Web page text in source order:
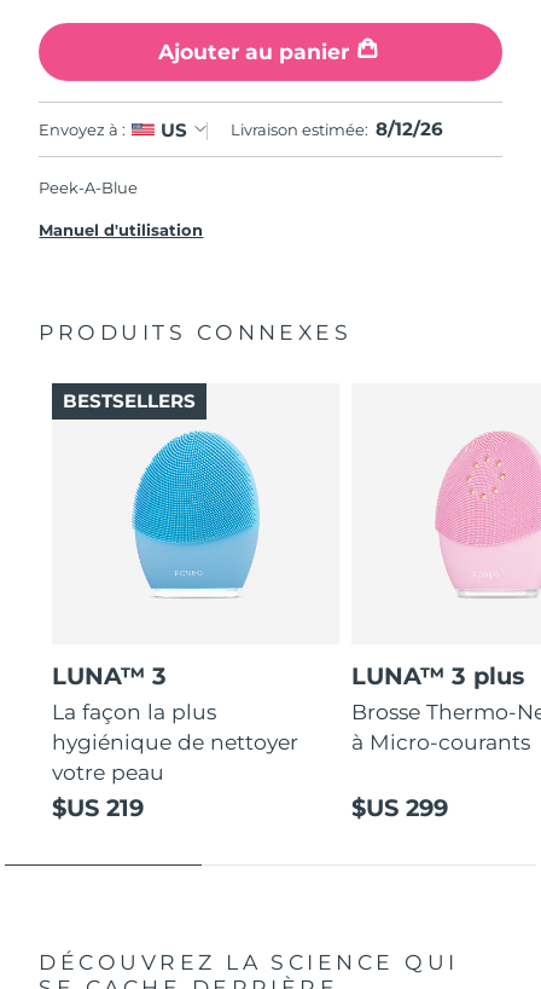
Ajouter au panier
Envoyez à : US Livraison estimée: 8/12/26
Peek-A-Blue
Manuel d'utilisation
PRODUITS CONNEXES
LUNA™ 3
La façon la plus
hygiénique de nettoyer
votre peau
$US 219
BESTSELLERS
LUNA™ 3 plus
Brosse Thermo-
à Micro-courants
$US 299
DÉCOUVREZ LA SCIENCE QUI